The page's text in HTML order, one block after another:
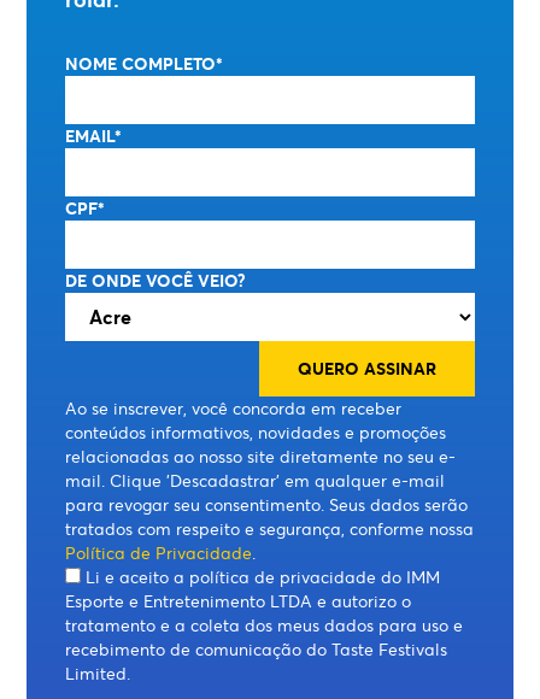
NOME COMPLETO*
EMAIL*
CPF*
DE ONDE VOCÊ VEIO?
Ao se inscrever, você concorda em receber
conteúdos informativos, novidades e promoções
relacionadas ao nosso site diretamente no seu e-
mail. Clique 'Descadastrar' em qualquer e-mail
para revogar seu consentimento. Seus dados serão
tratados com respeito e segurança, conforme nossa
Política de Privacidade.
Li e aceito a política de privacidade do IMM
Esporte e Entretenimento LTDA e autorizo o
tratamento e a coleta dos meus dados para uso e
recebimento de comunicação do Taste Festivals
Limited.